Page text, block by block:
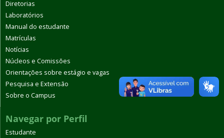
Diretorias
Laboratórios
Manual do estudante
Matrículas
Notícias
Núcleos e Comissões
Orientações sobre estágio e vagas
Pesquisa e Extensão
Sobre o Campus
Navegar por Perfil
Estudante